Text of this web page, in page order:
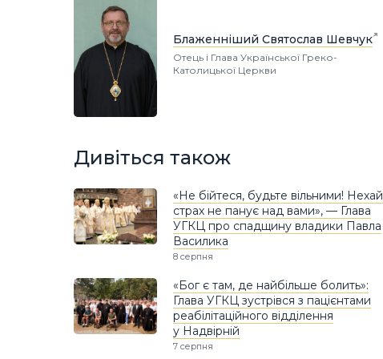
Блаженніший Святослав Шевчук
Отець і Глава Української Греко-
Католицької Церкви
Дивіться також
«Не бійтеся, будьте вільними! Нехай
страх не панує над вами», — Глава
УГКЦ про спадщину владики Павла
Василика
8 серпня
«Бог є там, де найбільше болить»:
Глава УГКЦ зустрівся з пацієнтами
реабілітаційного відділення
у Надвірній
7 серпня